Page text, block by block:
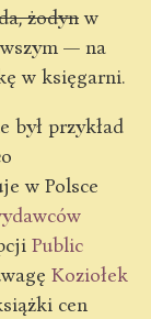
żodynw
— na
w księgarni.
był przykład
w Polsce
Public
Koziołek
cen